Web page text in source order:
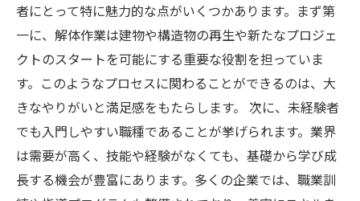
者にとって特に魅力的な点がいくつかあります。まず第
一に、解体作業は建物や構造物の再生や新たなプロジェ
クトのスタートを可能にする重要な役割を担っていま
す。このようなプロセスに関わることができるのは、大
きなやりがいと満足感をもたらします。 次に、未経験者
でも入門しやすい職種であることが挙げられます。業界
は需要が高く、技能や経験がなくても、基礎から学び成
長する機会が豊富にあります。多くの企業では、職業訓